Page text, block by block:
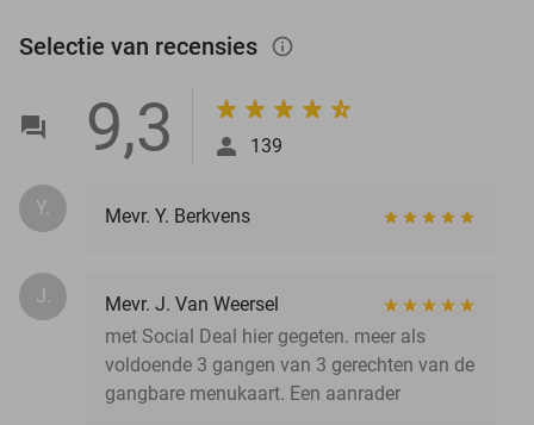
Selectie van recensies info_outlined
9,3 139
Y. Mevr. Y. Berkvens
J.
Mevr. J. Van Weersel
met Social Deal hier gegeten. meer als
voldoende 3 gangen van 3 gerechten van de
gangbare menukaart. Een aanrader